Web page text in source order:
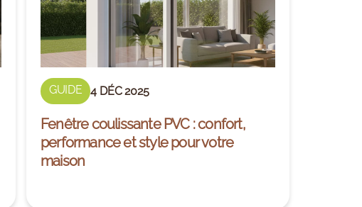
GUIDE 4 DÉC 2025
Fenêtre coulissante PVC : confort,
performance et style pour votre
maison